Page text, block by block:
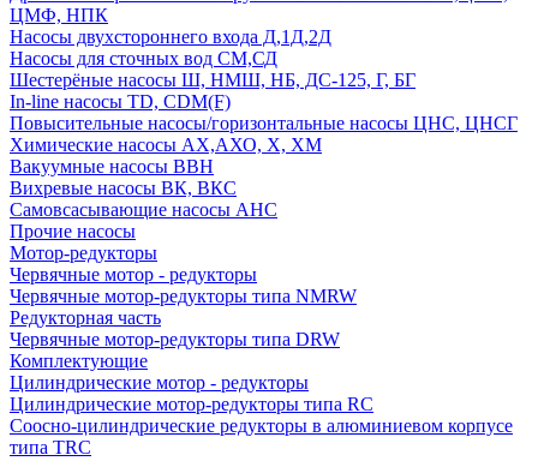
ЦМФ, НПК
Насосы двухстороннего входа Д,1Д,2Д
Насосы для сточных вод СМ,СД
Шестерёные насосы Ш, НМШ, НБ, ДС-125, Г, БГ
In-line насосы TD, CDM(F)
Повысительные насосы/горизонтальные насосы ЦНС, ЦНСГ
Химические насосы АХ,АХО, Х, ХМ
Вакуумные насосы ВВН
Вихревые насосы ВК, ВКС
Самовсасывающие насосы АНС
Прочие насосы
Мотор-редукторы
Червячные мотор - редукторы
Червячные мотор-редукторы типа NMRW
Редукторная часть
Червячные мотор-редукторы типа DRW
Комплектующие
Цилиндрические мотор - редукторы
Цилиндрические мотор-редукторы типа RC
Соосно-цилиндрические редукторы в алюминиевом корпусе
типа TRC